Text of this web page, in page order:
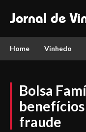
Jornal de
Home Vinhedo
Bolsa
fraude